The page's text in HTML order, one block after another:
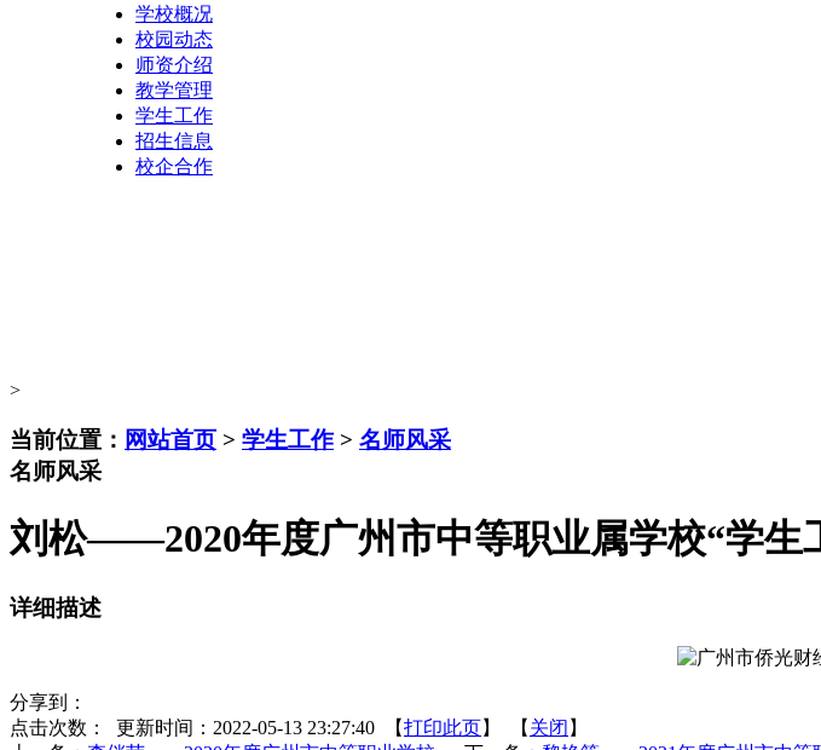
学校概况
校园动态
师资介绍
教学管理
学生工作
招生信息
校企合作
>
当前位置： 网站首页 > 学生工作> 名师风采
名师风采
刘松——2020年度广州市中等职业属学校“学生
详细描述
分享到：
点击次数：
更新时间：2022-05-13 23:27:40 【打印此页】 【 关闭 】